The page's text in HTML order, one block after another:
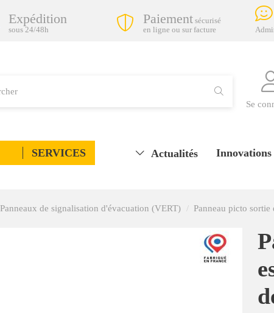
Expédition
sous 24/48h
Paiement sécurisé
en ligne ou sur facture
Se
SERVICES Innovations
Actualités
Panneaux de signalisation d'évacuation (VERT) Panneau picto sortie